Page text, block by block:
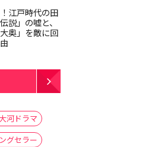
江戸時代の田
説」の嘘と、
奥」を敵に回
河ドラマ
グセラー